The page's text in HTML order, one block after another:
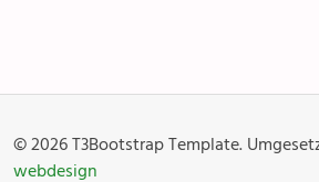
© 2026 T3Bootstrap Template.
webdesign
Angebot &